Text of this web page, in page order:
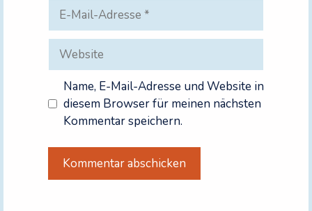
Mail-
Adresse
Website
Name, E-Mail-Adresse und Website in
diesem Browser für meinen nächsten
Kommentar speichern.